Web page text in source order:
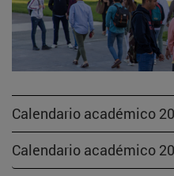
Calendario académico
Calendario académico